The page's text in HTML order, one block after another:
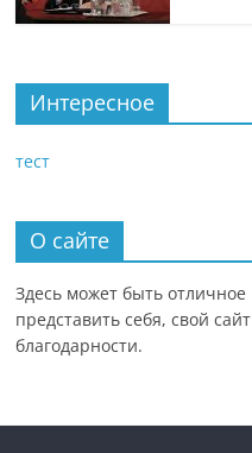
Интересное
тест
О сайте
Здесь может быть отличное
представить себя, свой
благодарности.